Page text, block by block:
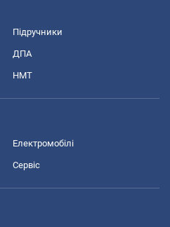
Підручники
ДПА
НМТ
Електромобілі
Сервіс